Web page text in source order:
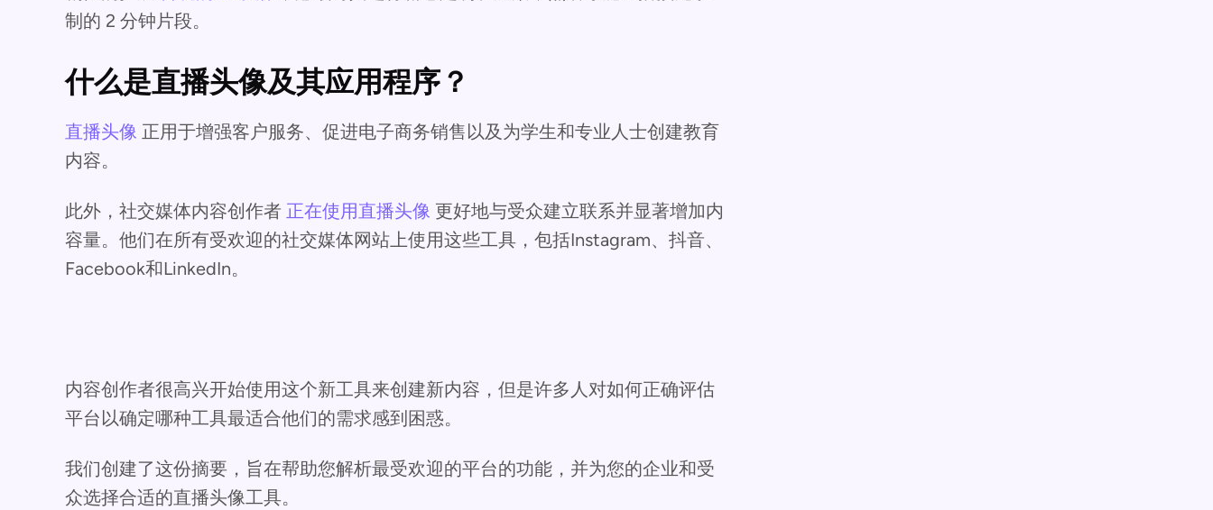
制的 2 分钟片段。
什么是直播头像及其应用程序？
直播头像 正用于增强客户服务、促进电子商务销售以及为学生和专业人士创建教育
内容。
此外，社交媒体内容创作者 正在使用直播头像 更好地与受众建立联系并显著增加内
容量。他们在所有受欢迎的社交媒体网站上使用这些工具，包括Instagram、抖音、
Facebook和LinkedIn。
内容创作者很高兴开始使用这个新工具来创建新内容，但是许多人对如何正确评估
平台以确定哪种工具最适合他们的需求感到困惑。
我们创建了这份摘要，旨在帮助您解析最受欢迎的平台的功能，并为您的企业和受
众选择合适的直播头像工具。